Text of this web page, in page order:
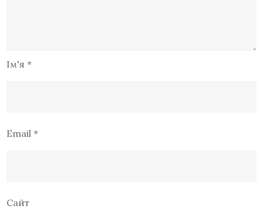
Ім'я*
Email*
Сайт